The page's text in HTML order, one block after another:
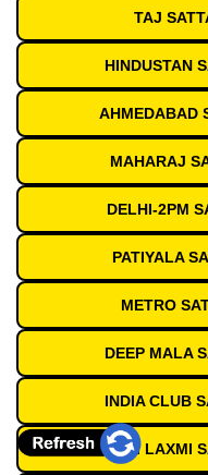
TAJ
HINDUSTAN
AHMEDABAD
MAHARAJ
DELHI-2PM
PATIYALA
METRO
DEEP MALA
INDIA CLUB
SHRI LAXMI